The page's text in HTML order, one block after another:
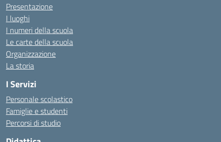
Presentazione
I luoghi
I numeri della scuola
Le carte della scuola
Organizzazione
La storia
I Servizi
Personale scolastico
Famiglie e studenti
Percorsi di studio